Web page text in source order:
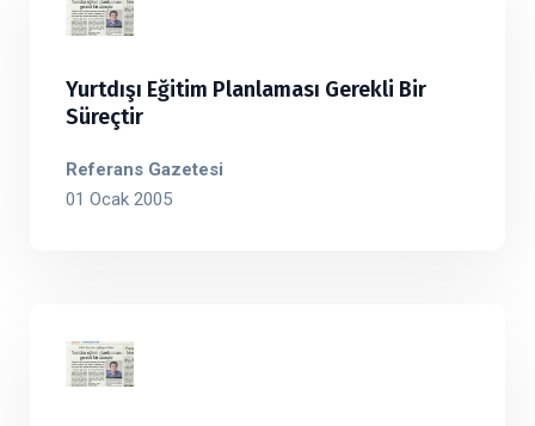
Yurtdışı Eğitim Planlaması Gerekli Bir
Süreçtir
Referans Gazetesi
01 Ocak 2005